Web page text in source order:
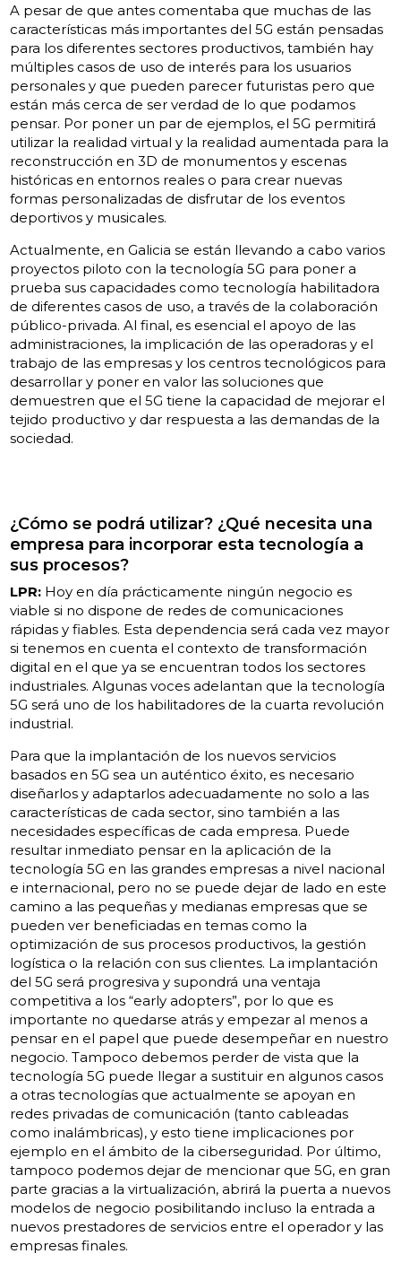
A pesar de que antes comentaba que muchas de las
características más importantes del 5G están pensadas
para los diferentes sectores productivos, también hay
múltiples casos de uso de interés para los usuarios
personales y que pueden parecer futuristas pero que
están más cerca de ser verdad de lo que podamos
pensar. Por poner un par de ejemplos, el 5G permitirá
utilizar la realidad virtual y la realidad aumentada para la
reconstrucción en 3D de monumentos y escenas
históricas en entornos reales o para crear nuevas
formas personalizadas de disfrutar de los eventos
deportivos y musicales.
Actualmente, en Galicia se están llevando a cabo varios
proyectos piloto con la tecnología 5G para poner a
prueba sus capacidades como tecnología habilitadora
de diferentes casos de uso, a través de la colaboración
público-privada. Al final, es esencial el apoyo de las
administraciones, la implicación de las operadoras y el
trabajo de las empresas y los centros tecnológicos para
desarrollar y poner en valor las soluciones que
demuestren que el 5G tiene la capacidad de mejorar el
tejido productivo y dar respuesta a las demandas de la
sociedad.
¿Cómo se podrá utilizar? ¿Qué necesita una
empresa para incorporar esta tecnología a
sus procesos?
LPR: Hoy en día prácticamente ningún negocio es
viable si no dispone de redes de comunicaciones
rápidas y fiables. Esta dependencia será cada vez mayor
si tenemos en cuenta el contexto de transformación
digital en el que ya se encuentran todos los sectores
industriales. Algunas voces adelantan que la tecnología
5G será uno de los habilitadores de la cuarta revolución
industrial.
Para que la implantación de los nuevos servicios
basados en 5G sea un auténtico éxito, es necesario
diseñarlos y adaptarlos adecuadamente no solo a las
características de cada sector, sino también a las
necesidades específicas de cada empresa. Puede
resultar inmediato pensar en la aplicación de la
tecnología 5G en las grandes empresas a nivel nacional
e internacional, pero no se puede dejar de lado en este
camino a las pequeñas y medianas empresas que se
pueden ver beneficiadas en temas como la
optimización de sus procesos productivos, la gestión
logística o la relación con sus clientes. La implantación
del 5G será progresiva y supondrá una ventaja
competitiva a los “early adopters”, por lo que es
importante no quedarse atrás y empezar al menos a
pensar en el papel que puede desempeñar en nuestro
negocio. Tampoco debemos perder de vista que la
tecnología 5G puede llegar a sustituir en algunos casos
a otras tecnologías que actualmente se apoyan en
redes privadas de comunicación (tanto cableadas
como inalámbricas), y esto tiene implicaciones por
ejemplo en el ámbito de la ciberseguridad. Por último,
tampoco podemos dejar de mencionar que 5G, en gran
parte gracias a la virtualización, abrirá la puerta a nuevos
modelos de negocio posibilitando incluso la entrada a
nuevos prestadores de servicios entre el operador y las
empresas finales.